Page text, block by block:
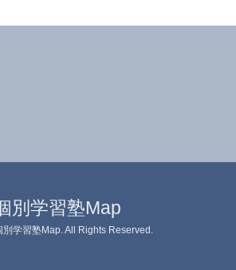
別学習塾Map
別学習塾Map. All Rights Reserved.